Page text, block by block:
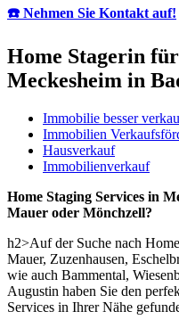
☎️ Nehmen Sie Kontakt auf!
Home Stagerin
Meckesheim in
Immobilie besser
Immobilien
Hausverkauf
Immobilienverkauf
Home Staging Services in
Mauer oder Mönchzell?
h2>Auf der Suche nach
Mauer, Zuzenhausen,
wie auch Bammental,
Augustin haben Sie den
Services in Ihrer Nähe